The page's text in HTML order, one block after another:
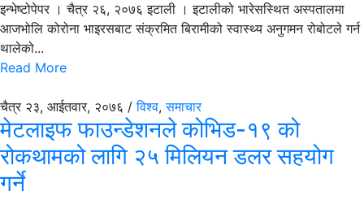
इन्भेष्टोपेपर । चैत्र २६, २०७६ इटाली । इटालीको भारेसस्थित अस्पतालमा
आजभोलि कोरोना भाइरसबाट संक्रमित बिरामीको स्वास्थ्य अनुगमन रोबोटले गर्न
थालेको...
Read More
चैत्र २३, आईतवार, २०७६ /विश्व,समाचार
मेटलाइफ फाउन्डेशनले कोभिड-१९ को
रोकथामको लागि २५ मिलियन डलर सहयोग
गर्ने